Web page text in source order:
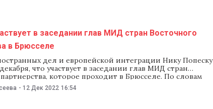
в заседании глав МИД стран Восточного
в Брюсселе
дел и европейской интеграции Нику Попеску
что участвует в заседании глав МИД стран
которое проходит в Брюсселе. По словам
намерен обсудить с коллегами много вопросов,
в том числе, европейской интеграции. Попеску сообщил,
- 12 Дек 2022 16:54